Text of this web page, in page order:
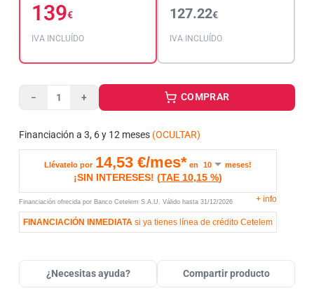
139€
IVA INCLUÍDO
127.22€
IVA INCLUÍDO
− + COMPRAR
Financiación a 3, 6 y 12 meses (OCULTAR)
Llévatelo por 14,53 €/mes* en meses!
¡SIN INTERESES! (TAE 10,15 %)
Financiación ofrecida por Banco Cetelem S.A.U. Válido hasta 31/12/2026 + info
FINANCIACIÓN INMEDIATA si ya tienes línea de crédito Cetelem
¿Necesitas ayuda? Compartir producto